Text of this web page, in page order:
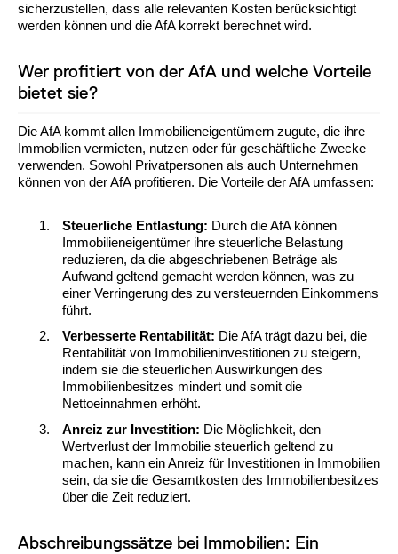
sicherzustellen, dass alle relevanten Kosten berücksichtigt
werden können und die AfA korrekt berechnet wird.
Wer profitiert von der AfA und welche Vorteile
bietet sie?
Die AfA kommt allen Immobilieneigentümern zugute, die ihre
Immobilien vermieten, nutzen oder für geschäftliche Zwecke
verwenden. Sowohl Privatpersonen als auch Unternehmen
können von der AfA profitieren. Die Vorteile der AfA umfassen:
Steuerliche Entlastung: Durch die AfA können
Immobilieneigentümer ihre steuerliche Belastung
reduzieren, da die abgeschriebenen Beträge als
Aufwand geltend gemacht werden können, was zu
einer Verringerung des zu versteuernden Einkommens
führt.
Verbesserte Rentabilität: Die AfA trägt dazu bei, die
Rentabilität von Immobilieninvestitionen zu steigern,
indem sie die steuerlichen Auswirkungen des
Immobilienbesitzes mindert und somit die
Nettoeinnahmen erhöht.
Anreiz zur Investition: Die Möglichkeit, den
Wertverlust der Immobilie steuerlich geltend zu
machen, kann ein Anreiz für Investitionen in Immobilien
sein, da sie die Gesamtkosten des Immobilienbesitzes
über die Zeit reduziert.
Abschreibungssätze bei Immobilien: Ein